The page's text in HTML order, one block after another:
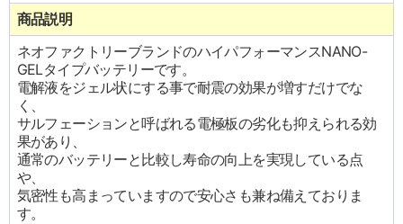
商品説明
ネオファクトリーブランドのハイパフォーマンスNANO-
GELタイプバッテリーです。
電解液をジェル状にする事で耐震の効果が増すだけでな
く、
サルフェーションと呼ばれる電極板の劣化も抑えられる効
果があり、
通常のバッテリーと比較し寿命の向上を実現している点
や、
気密性も高まっていますので安心さも兼ね備えておりま
す。